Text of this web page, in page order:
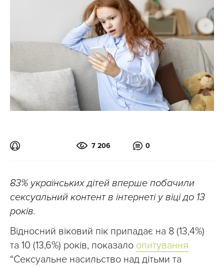
7 206 0
83% українських дітей вперше побачили
сексуальний контент в інтернеті у віці до 13
років.
Відносний віковий пік припадає на 8 (13,4%)
та 10 (13,6%) років, показало опитування
“Сексуальне насильство над дітьми та